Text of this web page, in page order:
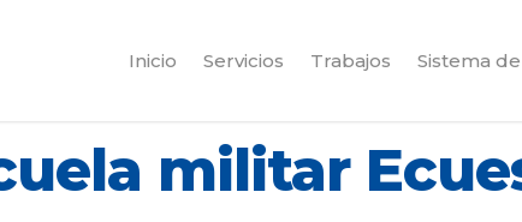
Inicio Servicios Trabajos Sistema
militar